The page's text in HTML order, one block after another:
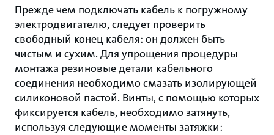
Прежде чем подключать кабель к погружному
электродвигателю, следует проверить
свободный конец кабеля: он должен быть
чистым и сухим. Для упрощения процедуры
монтажа резиновые детали кабельного
соединения необходимо смазать изолирующей
силиконовой пастой. Винты, с помощью которых
фиксируется кабель, необходимо затянуть,
используя следующие моменты затяжки: